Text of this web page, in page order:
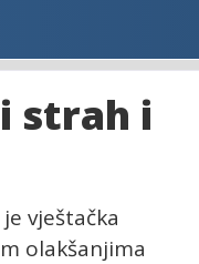
strah i
vještačka
olakšanjima